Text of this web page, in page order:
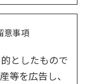
意事項
としたもので
等を広告し、